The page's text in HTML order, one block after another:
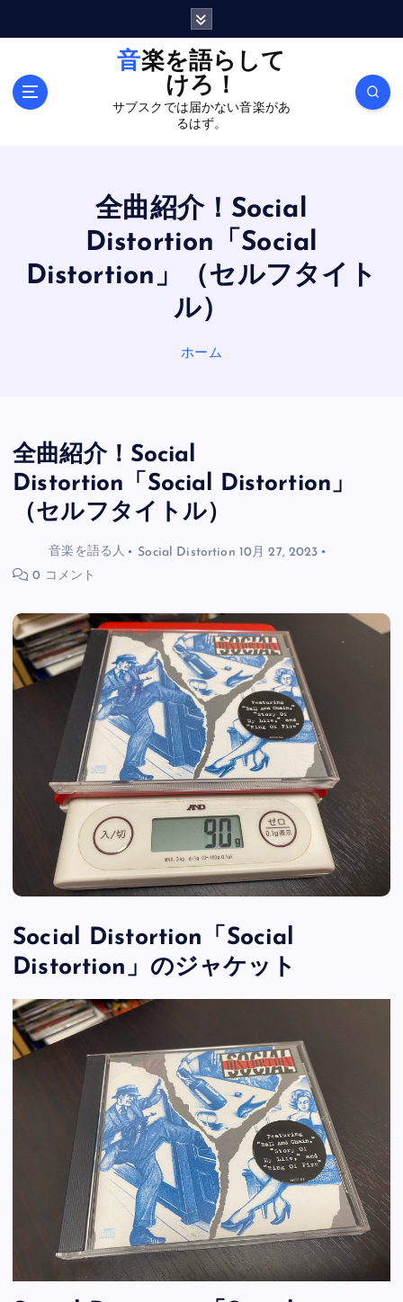
音楽を語らして
けろ！
サブスクでは届かない音楽があ
るはず。
全曲紹介！Social
Distortion「Social
Distortion」（セルフタイト
ル）
ホーム
全曲紹介！Social
Distortion「Social Distortion」
（セルフタイトル）
音楽を語る人 Social Distortion 10月 27, 2023
0 コメント
Social Distortion「Social
Distortion」のジャケット